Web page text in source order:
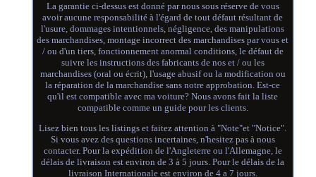
La garantie ci-dessus est donné par nous sous réserve de vous
avoir aucune responsabilité à l'égard de tout défaut résultant de
l'usure, dommages intentionnels, négligence, des manipulations
des marchandises, montage incorrect des marchandises par vous et
/ ou d'un tiers, fonctionnement anormal conditions, le défaut de
suivre les instructions des fabricants de nos et / ou les
marchandises (oral ou écrit), l'usage abusif ou la modification ou
la réparation de la marchandise sans notre approbation. Est-ce
qu'il est compatible avec ma voiture? Nous avons fait la liste
compatible comme un guide pour les clients.
Lisez bien tous les listings et faitez attention à "Note"et "Notice".
Si vous avez des questions incertaines, n'hesitez pas à nous
contacter. Pour la expédition de l'Angleterre ou l'Allemagne, le
délais de livraison est environ de 3 à 5 jours. Pour le délais de la
livraison Internationale est environ de 4 a 7 jours.